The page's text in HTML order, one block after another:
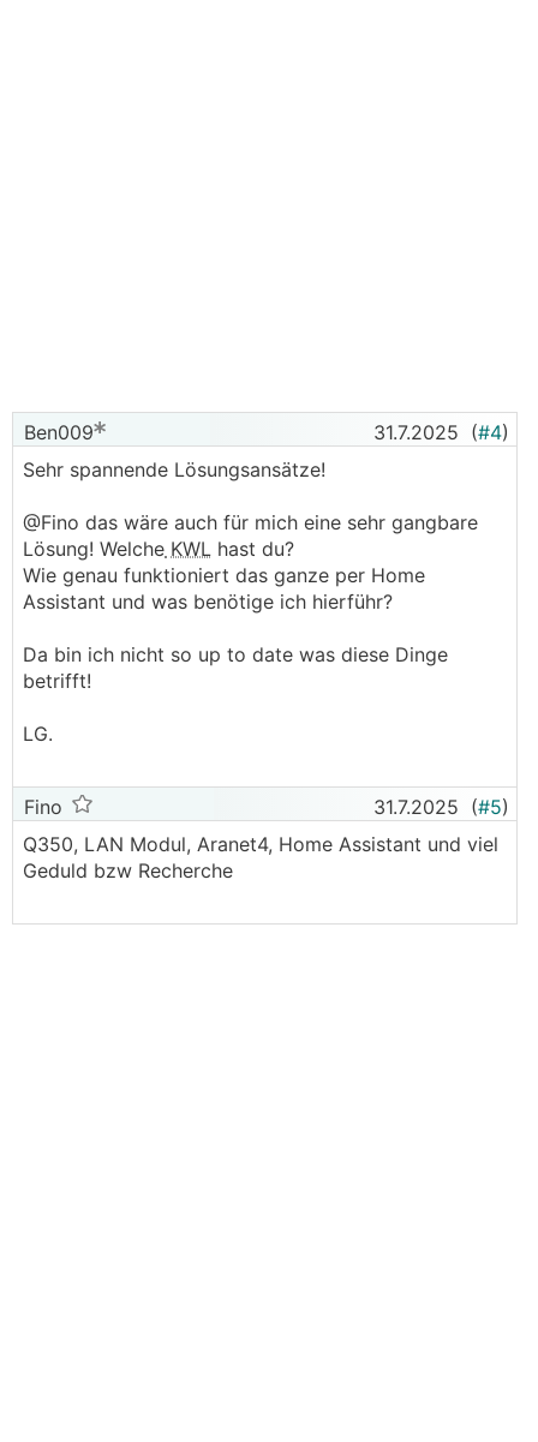
Ben009 31.7.2025 (#4)
Sehr spannende Lösungsansätze!
@Fino das wäre auch für mich eine sehr gangbare
Lösung! Welche KWL hast du?
Wie genau funktioniert das ganze per Home
Assistant und was benötige ich hierführ?
Da bin ich nicht so up to date was diese Dinge
betrifft!
LG.
Fino 31.7.2025 (#5)
Q350, LAN Modul, Aranet4, Home Assistant und viel
Geduld bzw Recherche